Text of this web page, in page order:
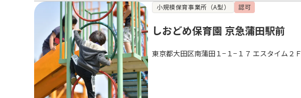
小規模保育事業所（A型） 認可
しおどめ保育園 京急蒲田駅前
東京都大田区南蒲田１−１−１７ エスタイム２Ｆ